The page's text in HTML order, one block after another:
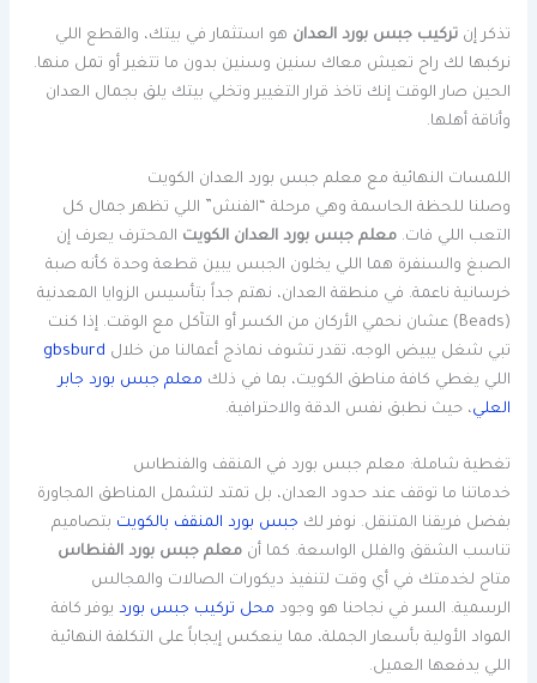
تذكر إنتركيب جبس بورد العدان هو استثمار في بيتك، والقطع اللي
نركبها لك راح تعيش معاك سنين وسنين بدون ما تتغير أو تمل منها.
الحين صار الوقت إنك تاخذ قرار التغيير وتخلي بيتك يلق بجمال العدان
وأناقة أهلها.
اللمسات النهائية مع معلم جبس بورد العدان الكويت
وصلنا للحظة الحاسمة وهي مرحلة “الفنش” اللي تظهر جمال كل
التعب اللي فات.معلم جبس بورد العدان الكويت المحترف يعرف إن
الصبغ والسنفرة هما اللي يخلون الجبس يبين قطعة وحدة كأنه صبة
خرسانية ناعمة. في منطقة العدان، نهتم جداً بتأسيس الزوايا المعدنية
(Beads) عشان نحمي الأركان من الكسر أو التآكل مع الوقت. إذا كنت
تبي شغل يبيض الوجه، تقدر تشوف نماذج أعمالنا من خلال gbsburd
اللي يغطي كافة مناطق الكويت، بما في ذلك معلم جبس بورد جابر
العلي، حيث نطبق نفس الدقة والاحترافية.
تغطية شاملة: معلم جبس بورد في المنقف والفنطاس
خدماتنا ما توقف عند حدود العدان، بل تمتد لتشمل المناطق المجاورة
بفضل فريقنا المتنقل. نوفر لك جبس بورد المنقف بالكويت بتصاميم
تناسب الشقق والفلل الواسعة. كما أنمعلم جبس بورد الفنطاس
متاح لخدمتك في أي وقت لتنفيذ ديكورات الصالات والمجالس
الرسمية. السر في نجاحنا هو وجود محل تركيب جبس بورد يوفر كافة
المواد الأولية بأسعار الجملة، مما ينعكس إيجاباً على التكلفة النهائية
اللي يدفعها العميل.